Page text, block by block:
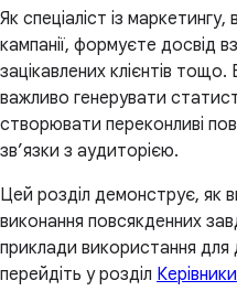
Як спеціаліст із
кампанії, формуєте досвід
зацікавлених клієнтів тощо.
важливо генерувати
створювати переконливі
зв’язки з аудиторією.
Цей розділ демонструє, як
виконання повсякденних
приклади використання для
перейдіть у розділ Керівники